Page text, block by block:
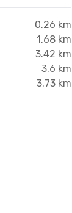
0.26 km
1.68 km
3.42 km
3.6 km
3.73 km